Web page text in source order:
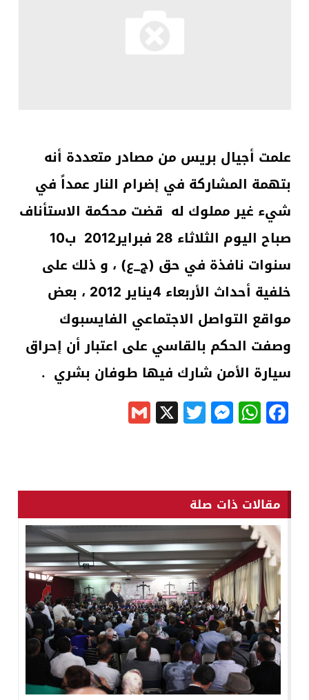
علمت أجيال بريس من مصادر متعددة أنه
بتهمة المشاركة في إضرام النار عمداً في
شيء غير مملوك له قضت محكمة الاستأناف
صباح اليوم الثلاثاء 28 فبراير2012 ب10
سنوات نافذة في حق (ج_ع) ، و ذلك على
خلفية أحداث الأربعاء 4يناير 2012 ، بعض
مواقع التواصل الاجتماعي الفايسبوك
وصفت الحكم بالقاسي على اعتبار أن إحراق
سيارة الأمن شارك فيها طوفان بشري .
Facebook
WhatsApp
Messenger
Twitter
X
مقالات ذات صلة